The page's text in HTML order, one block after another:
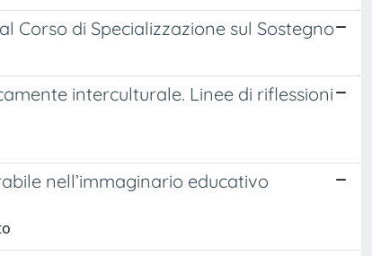
di Specializzazione sul Sostegno
interculturale. Linee di riflessioni
nell’immaginario educativo